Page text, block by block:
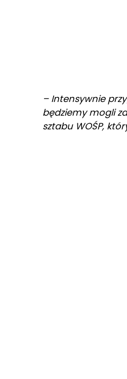
– Intensywnie
będziemy mogli
sztabu WOŚP,